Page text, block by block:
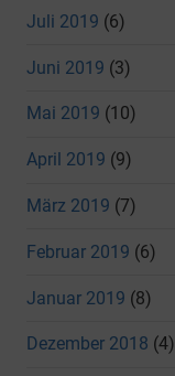
Juli 2019 (6)
Juni 2019 (3)
Mai 2019 (10)
April 2019 (9)
März 2019 (7)
Februar 2019 (6)
Januar 2019 (8)
Dezember 2018 (4)